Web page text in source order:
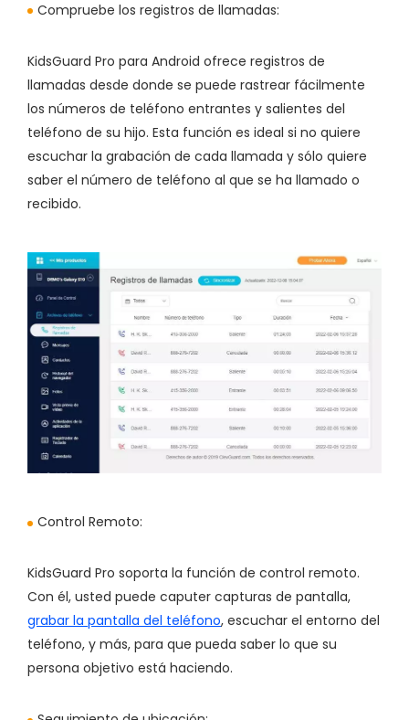
Compruebe los registros de llamadas:
KidsGuard Pro para Android ofrece registros de
llamadas desde donde se puede rastrear fácilmente
los números de teléfono entrantes y salientes del
teléfono de su hijo. Esta función es ideal si no quiere
escuchar la grabación de cada llamada y sólo quiere
saber el número de teléfono al que se ha llamado o
recibido.
Control Remoto:
KidsGuard Pro soporta la función de control remoto.
Con él, usted puede caputer capturas de pantalla,
grabar la pantalla del teléfono, escuchar el entorno del
teléfono, y más, para que pueda saber lo que su
persona objetivo está haciendo.